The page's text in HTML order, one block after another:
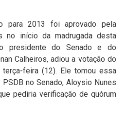
para 2013 foi aprovado pela
no início da madrugada desta
presidente do Senado e do
Calheiros, adiou a votação do
terça-feira (12). Ele tomou essa
no Senado, Aloysio Nunes
pediria verificação de quórum